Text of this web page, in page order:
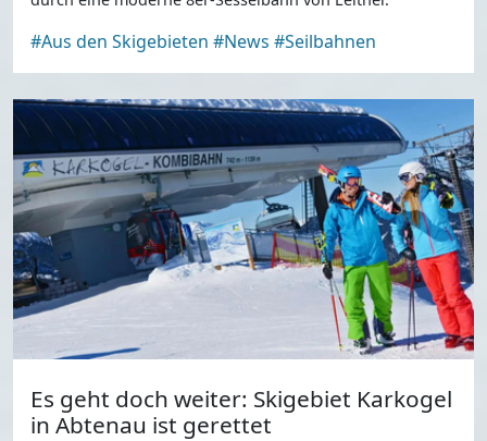
#Aus den Skigebieten #News #Seilbahnen
Es geht doch weiter: Skigebiet Karkogel
in Abtenau ist gerettet